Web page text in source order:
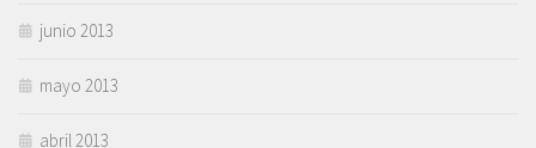
junio 2013
mayo 2013
abril 2013